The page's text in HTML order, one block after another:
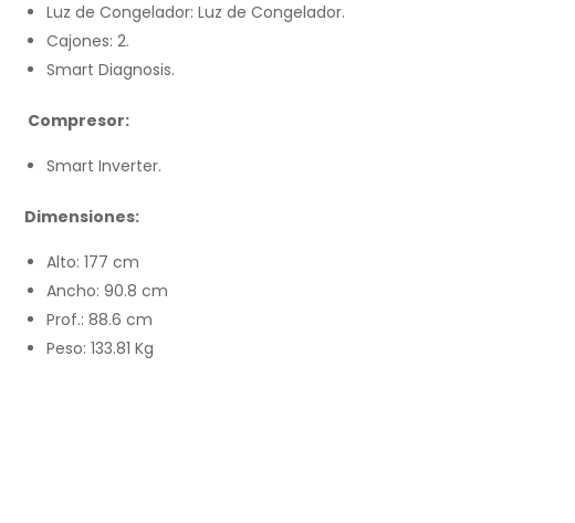
Luz de Congelador: Luz de Congelador.
Cajones: 2.
Smart Diagnosis.
Compresor:
Smart Inverter.
Dimensiones:
Alto: 177 cm
Ancho: 90.8 cm
Prof.: 88.6 cm
Peso: 133.81 Kg